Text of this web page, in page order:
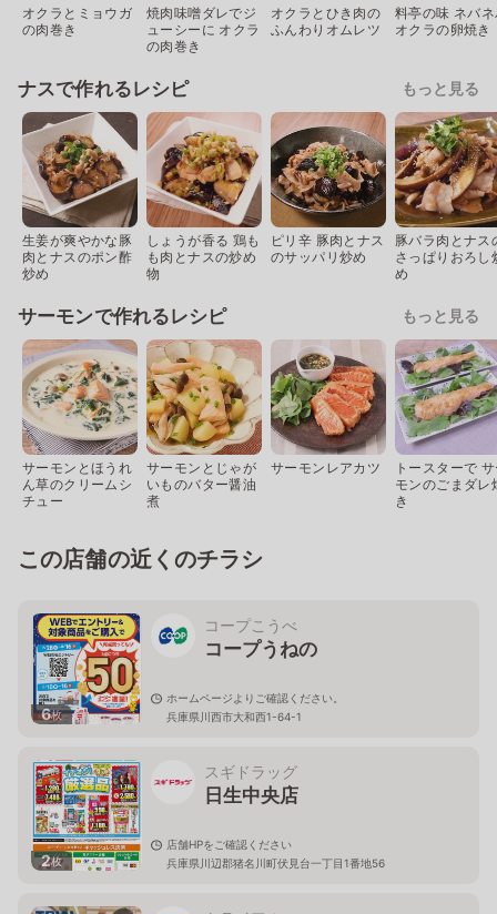
オクラとミョウガ
の肉巻き
焼肉味噌ダレでジ
ューシーに オクラ
の肉巻き
オクラとひき肉の
ふんわりオムレツ
料亭の味 ネバ
オクラの卵焼き
ナスで作れるレシピ もっと見る
生姜が爽やかな豚
肉とナスのポン酢
炒め
しょうが香る 鶏も
も肉とナスの炒め
物
ピリ辛 豚肉とナス
のサッパリ炒め
豚バラ肉とナス
さっぱりおろし
め
サーモンで作れるレシピ もっと見る
サーモンとほうれ
ん草のクリームシ
チュー
サーモンとじゃが
いものバター醤油
煮
サーモンレアカツ
トースターで
モンのごまダレ
き
この店舗の近くのチラシ
6枚
コープこうべ
コープうねの
ホームページよりご確認ください。
兵庫県川西市大和西1-64-1
2枚
スギドラッグ
日生中央店
店舗HPをご確認ください
兵庫県川辺郡猪名川町伏見台一丁目1番地56